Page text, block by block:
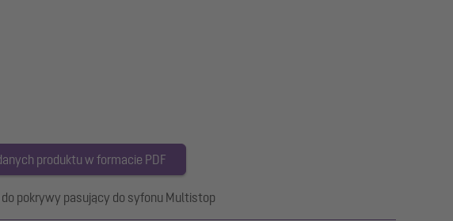
produktu w formacie PDF
pokrywy pasujący do syfonu Multistop